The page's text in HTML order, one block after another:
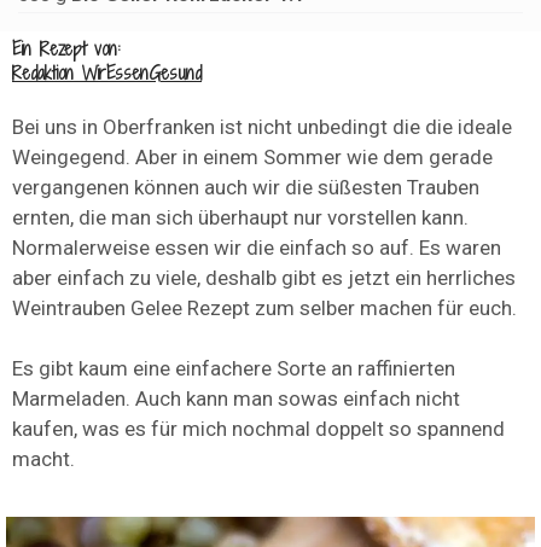
Ein Rezept von:
Redaktion WirEssenGesund
Bei uns in Oberfranken ist nicht unbedingt die die ideale
Weingegend. Aber in einem Sommer wie dem gerade
vergangenen können auch wir die süßesten Trauben
ernten, die man sich überhaupt nur vorstellen kann.
Normalerweise essen wir die einfach so auf. Es waren
aber einfach zu viele, deshalb gibt es jetzt ein herrliches
Weintrauben Gelee Rezept zum selber machen für euch.
Es gibt kaum eine einfachere Sorte an raffinierten
Marmeladen. Auch kann man sowas einfach nicht
kaufen, was es für mich nochmal doppelt so spannend
macht.